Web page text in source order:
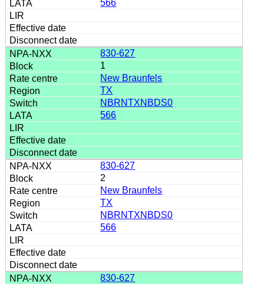
566
830-627
1
New Braunfels
TX
NBRNTXNBDS0
566
830-627
2
New Braunfels
TX
NBRNTXNBDS0
566
830-627